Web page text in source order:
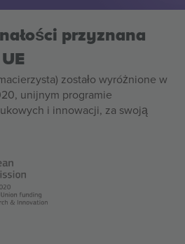
przyznana
zostało wyróżnione w
unijnym programie
i innowacji, za swoją